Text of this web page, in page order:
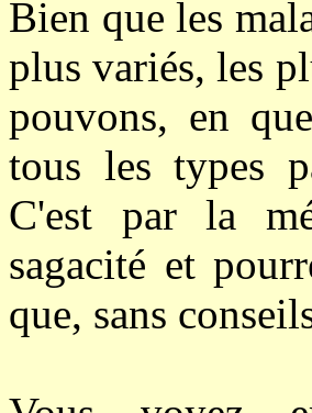
Bien que les
plus variés, les
pouvons, en
tous les types
C'est par la
sagacité et
que, sans